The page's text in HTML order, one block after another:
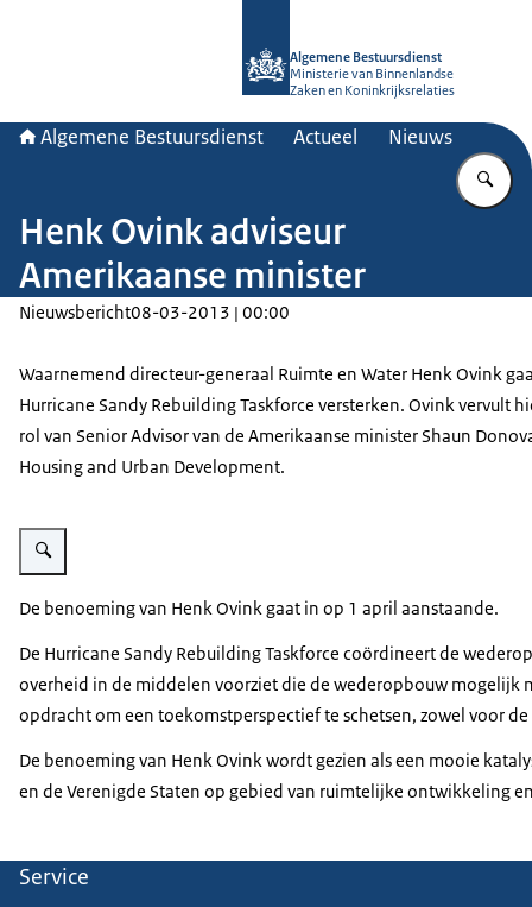
Algemene Bestuursdienst
Ministerie van Binnenlandse
Zaken en Koninkrijksrelaties
Algemene Bestuursdienst Actueel Nieuws
Henk Ovink adviseur
Amerikaanse minister
Nieuwsbericht08-03-2013 | 00:00
Waarnemend directeur-generaal Ruimte en Water Henk Ovink
Hurricane Sandy Rebuilding Taskforce versterken. Ovink vervult
rol van Senior Advisor van de Amerikaanse minister Shaun
Housing and Urban Development.
Vergroot afbeelding Henk Ovink
De benoeming van Henk Ovink gaat in op 1 april aanstaande.
De Hurricane Sandy Rebuilding Taskforce coördineert de
overheid in de middelen voorziet die de wederopbouw mogelijk
opdracht om een toekomstperspectief te schetsen, zowel voor
De benoeming van Henk Ovink wordt gezien als een mooie
en de Verenigde Staten op gebied van ruimtelijke ontwikkeling
Service